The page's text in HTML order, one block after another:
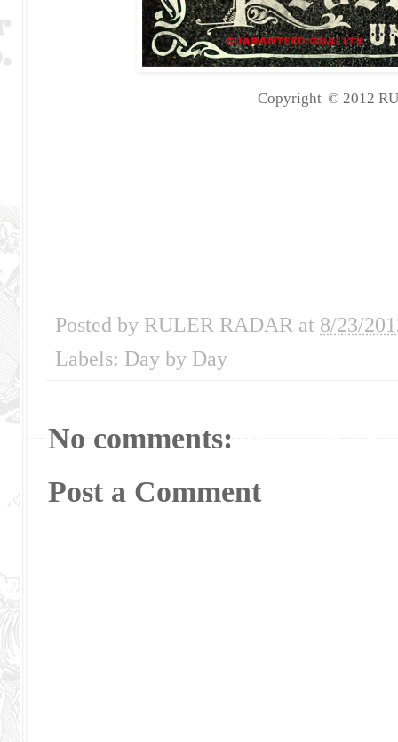
Copyright © 2012
Posted by RULER RADAR at 8/23/
Labels: Day by Day
No comments:
Post a Comment